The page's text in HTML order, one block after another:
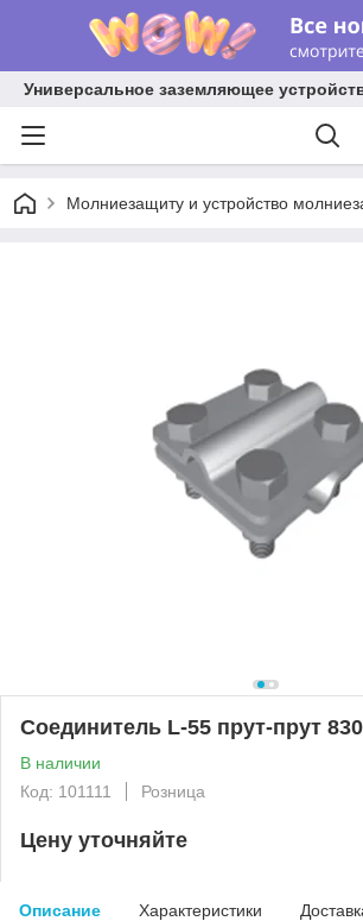
Универсальное заземляющее
Молниезащиту и устройство
Соединитель L-55 прут-прут
В наличии
Код: 101111
Розница
Цену уточняйте
Описание Характеристики